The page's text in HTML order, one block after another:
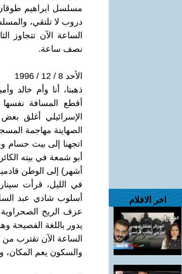
اخر الافلام
مسلسل ابراهيم
دروب لا تلتقي،
الساعة الآن تتجاوز
نصف ساعة.
الأحد 8 / 12 / 1996
ذهبنا، أنا وأم خالد
أقطع المسافة
الإسرائيلي أغلق
الصهاينة مهاجمة
اتجهنا إلى بيت حسام
أبو شمعة في بيته
أشهر) إلى الوطن
في الليل، قرأت
أسلوب شادي عبد
عزف الريح
يدور باللغة الفصيحة
الساعة الآن تقترب
والسكون يعم المكان،